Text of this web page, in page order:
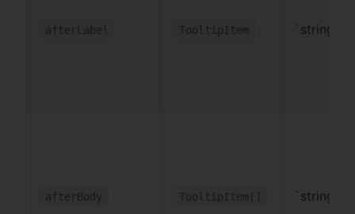
afterLabel TooltipItem `string
afterBody TooltipItem[] `string